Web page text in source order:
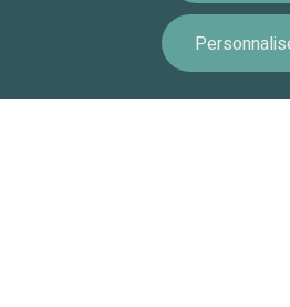
Information
Accessibilité : non conforme